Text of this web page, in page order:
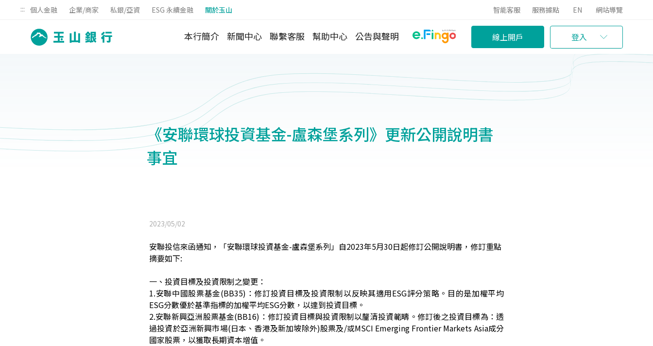
::: 個人金融 企業/商家 私銀/亞資 ESG 永續金融 關於玉山 智能客服 服務據點 EN 網站導覽
本行簡介 新聞中心 聯繫客服 幫助中心 公告與聲明 線上開戶 登入
《安聯環球投資基金-盧森堡系列》更新公開說明書
事宜
2023/05/02
安聯投信來函通知，「安聯環球投資基金-盧森堡系列」自2023年5月30日起修訂公開說明書，修訂重點
摘要如下:
一、投資目標及投資限制之變更：
1.安聯中國股票基金(BB35)：修訂投資目標及投資限制以反映其適用ESG評分策略。目的是加權平均
ESG分數優於基準指標的加權平均ESG分數，以達到投資目標。
2.安聯新興亞洲股票基金(BB16)：修訂投資目標與投資限制以釐清投資範疇。修訂後之投資目標為：透
過投資於亞洲新興市場(日本、香港及新加坡除外)股票及/或MSCI Emerging Frontier Markets Asia成分
國家股票，以獲取長期資本增值。